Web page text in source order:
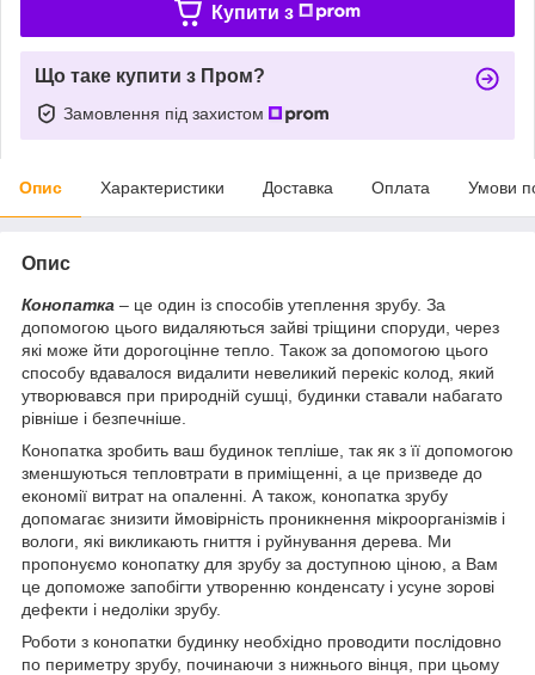
Купити з
Що таке купити з Пром?
Замовлення під захистом
Опис Характеристики Доставка Оплата Умови
Опис
Конопатка – це один із способів утеплення зрубу. За
допомогою цього видаляються зайві тріщини споруди, через
які може йти дорогоцінне тепло. Також за допомогою цього
способу вдавалося видалити невеликий перекіс колод, який
утворювався при природній сушці, будинки ставали набагато
рівніше і безпечніше.
Конопатка зробить ваш будинок тепліше, так як з її допомогою
зменшуються тепловтрати в приміщенні, а це призведе до
економії витрат на опаленні. А також, конопатка зрубу
допомагає знизити ймовірність проникнення мікроорганізмів і
вологи, які викликають гниття і руйнування дерева. Ми
пропонуємо конопатку для зрубу за доступною ціною, а Вам
це допоможе запобігти утворенню конденсату і усуне зорові
дефекти і недоліки зрубу.
Роботи з конопатки будинку необхідно проводити послідовно
по периметру зрубу, починаючи з нижнього вінця, при цьому